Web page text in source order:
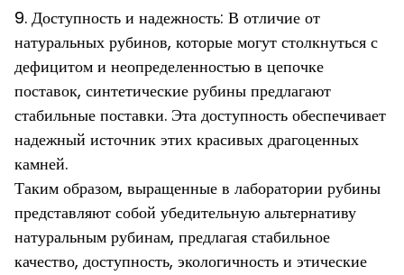
9. Доступность и надежность: В отличие от
натуральных рубинов, которые могут столкнуться с
дефицитом и неопределенностью в цепочке
поставок, синтетические рубины предлагают
стабильные поставки. Эта доступность обеспечивает
надежный источник этих красивых драгоценных
камней.
Таким образом, выращенные в лаборатории рубины
представляют собой убедительную альтернативу
натуральным рубинам, предлагая стабильное
качество, доступность, экологичность и этические